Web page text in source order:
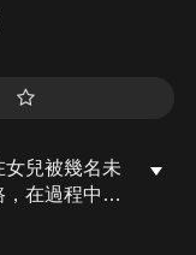
兒被幾名未
在過程中與